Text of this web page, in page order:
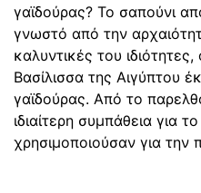
γαϊδούρας? Το σαπούνι
γνωστό από την
καλυντικές του
Βασίλισσα της Αιγύπτου
γαϊδούρας. Από το
ιδιαίτερη συμπάθεια για
χρησιμοποιούσαν για την